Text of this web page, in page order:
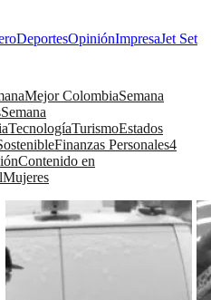
DeportesOpiniónImpresaJet Set
Mejor ColombiaSemana
Semana
TecnologíaTurismoEstados
Finanzas Personales4
Contenido en
Mujeres